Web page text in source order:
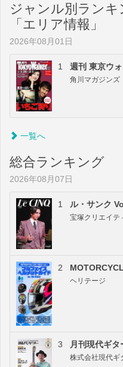
ジャンル別ランキ
「エリア情報」
2026年08月01日
1 週刊 東京ウ
角川マガジンズ
一覧へ
総合ランキング
2026年08月07日
1 ル・サンク
宝塚クリエイテ
2
ヘリテージ
3 月刊現代ギ
株式会社現代ギ